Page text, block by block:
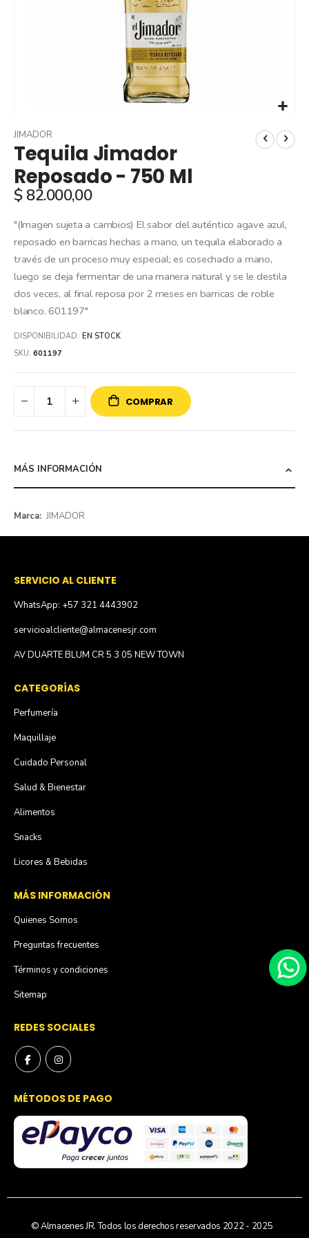
to
the
beginning
of
the
gallery
Tequila Jimador
Reposado - 750 Ml
JIMADOR
$ 82.000,00
"(Imagen sujeta a cambios) El sabor del auténtico agave azul,
reposado en barricas hechas a mano, un tequila elaborado a
través de un proceso muy especial; es cosechado a mano,
luego se deja fermentar de una manera natural y se le destila
dos veces, al final reposa por 2 meses en barricas de roble
blanco. 601197"
DISPONIBILIDAD: EN STOCK
SKU 601197
COMPRAR
MÁS INFORMACIÓN
Más
JIMADOR
SERVICIO AL CLIENTE
WhatsApp: +57 321 4443902
servicioalcliente@almacenesjr.com
AV DUARTE BLUM CR 5 3 05 NEW TOWN
CATEGORÍAS
Perfumería
Maquillaje
Cuidado Personal
Salud & Bienestar
Alimentos
Snacks
Licores & Bebidas
MÁS INFORMACIÓN
Quienes Somos
Preguntas frecuentes
Términos y condiciones
Sitemap
REDES SOCIALES
MÉTODOS DE PAGO
© Almacenes JR. Todos los derechos reservados 2022 - 2025